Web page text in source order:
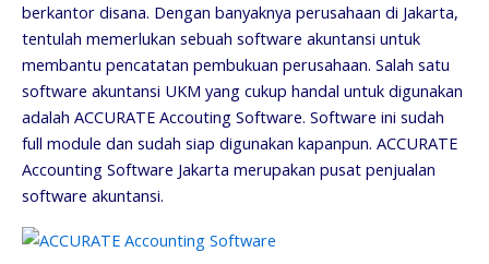
berkantor disana. Dengan banyaknya perusahaan di Jakarta,
tentulah memerlukan sebuah software akuntansi untuk
membantu pencatatan pembukuan perusahaan. Salah satu
software akuntansi UKM yang cukup handal untuk digunakan
adalah ACCURATE Accouting Software. Software ini sudah
full module dan sudah siap digunakan kapanpun. ACCURATE
Accounting Software Jakarta merupakan pusat penjualan
software akuntansi.